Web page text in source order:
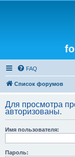
FAQ
Список форумов
Для просмотра
авторизованы.
Имя пользователя:
Пароль: